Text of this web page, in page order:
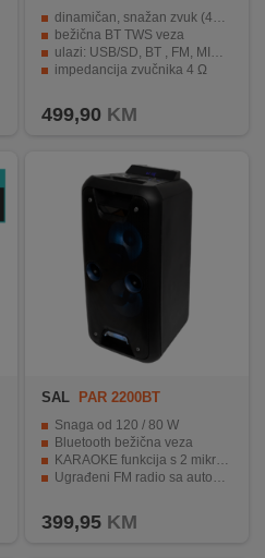
dinamičan, snažan zvuk (400 W / 250 W)
bežična BT TWS veza
ulazi: USB/SD, BT , FM, MIC, LINE
impedancija zvučnika 4 Ω
499,90 KM
SAL PAR 2200BT
Snaga od 120 / 80 W
Bluetooth bežična veza
KARAOKE funkcija s 2 mikrofonska ulaza
Ugrađeni FM radio sa automatskim traženjem stanica
399,95KM